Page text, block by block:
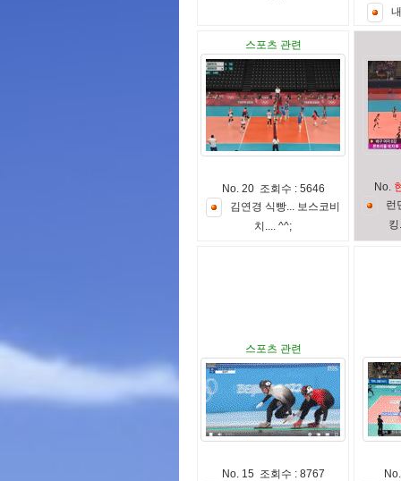
내
스포츠 관련
No. 20 조회수 : 5646
김 연 경 식 빵... 보스코비
치 .... ^^;
No.
런
킹.
스포츠 관련
No. 15 조회수 : 8767